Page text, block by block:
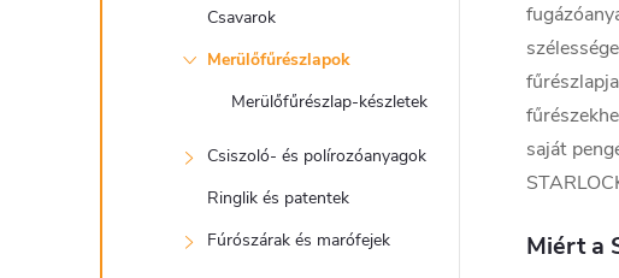
Csavarok
Merülőfűrészlapok
Merülőfűrészlap-készletek
Csiszoló- és polírozóanyagok
Ringlik és patentek
Fúrószárak és marófejek
saját
Miért a